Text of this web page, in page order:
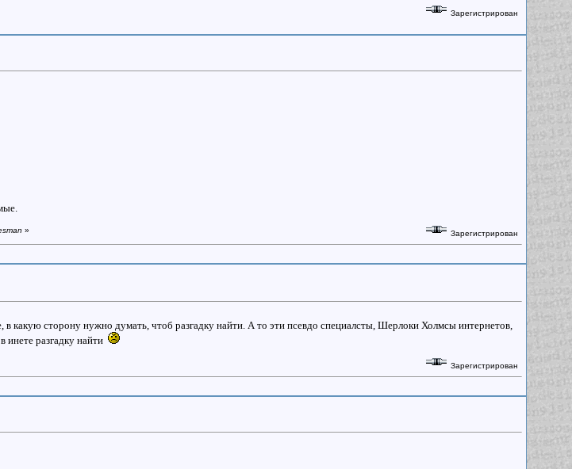
Зарегистрирован
» Зарегистрирован
в какую сторону нужно думать, чтоб разгадку найти. А то эти псевдо специалсты, Шерлоки Холмсы интернетов,
инете разгадку найти
Зарегистрирован